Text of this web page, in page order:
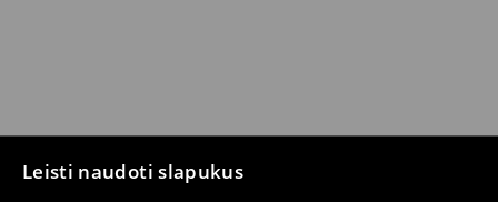
Leisti naudoti slapukus